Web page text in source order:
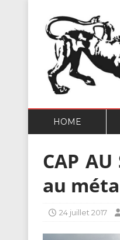
HOME
CAP
au
24 juillet 2017